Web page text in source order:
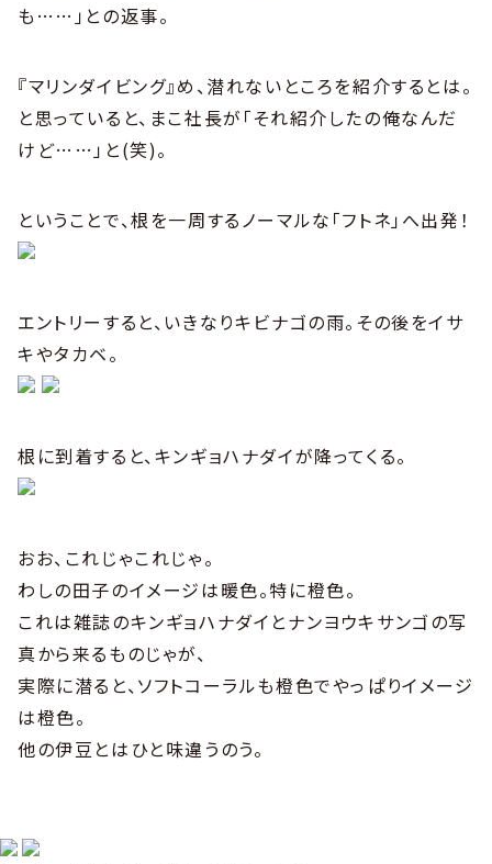
も……」との返事。
『マリンダイビング』め、潜れないところを紹介するとは。
と思っていると、まこ社長が「それ紹介したの俺なんだ
けど……」と(笑)。
ということで、根を一周するノーマルな「フトネ」へ出発！
エントリーすると、いきなりキビナゴの雨。その後をイサ
キやタカベ。
根に到着すると、キンギョハナダイが降ってくる。
おお、これじゃこれじゃ。
わしの田子のイメージは暖色。特に橙色。
これは雑誌のキンギョハナダイとナンヨウキサンゴの写
真から来るものじゃが、
実際に潜ると、ソフトコーラルも橙色でやっぱりイメージ
は橙色。
他の伊豆とはひと味違うのう。